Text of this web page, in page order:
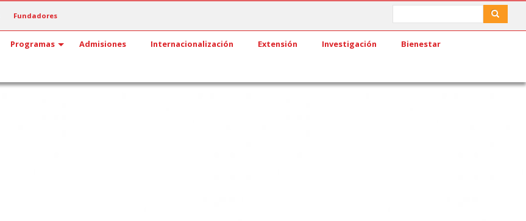
Fundadores
Programas Admisiones Internacionalización Extensión Investigación Bienestar